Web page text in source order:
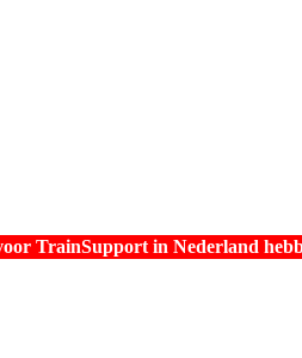
TrainSupport in Nederland